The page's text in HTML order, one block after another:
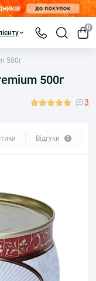
0
500г
500г
3
Відгуки 3